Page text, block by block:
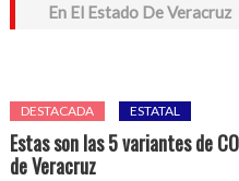
En El Estado De Veracruz
DESTACADA ESTATAL
Estas son las 5 variantes de
de Veracruz